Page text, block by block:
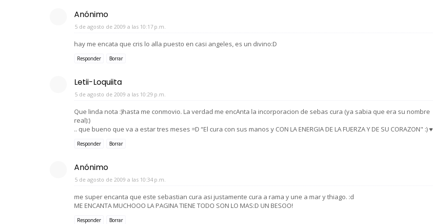
Anónimo
5 de agosto de 2009 a las 10:17 p.m.
hay me encata que cris lo alla puesto en casi angeles, es un divino:D
Responder Borrar
Letii-Loquiita
5 de agosto de 2009 a las 10:29 p.m.
Que linda nota :)hasta me conmovio. La verdad me encAnta la incorporacion de sebas cura (ya sabia que era su nombre
real):)
.. que bueno que va a estar tres meses =D “El cura con sus manos y CON LA ENERGIA DE LA FUERZA Y DE SU CORAZON" :) ♥
Responder Borrar
Anónimo
5 de agosto de 2009 a las 10:34 p.m.
me super encanta que este sebastian cura asi justamente cura a rama y une a mar y thiago. :d
ME ENCANTA MUCHOOO LA PAGINA TIENE TODO SON LO MAS:D UN BESOO!
Responder Borrar